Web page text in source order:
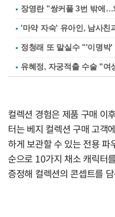
장영란 "쌍커풀 3번 밖에…
'마약 자숙' 유아인, 남사친
정청래 또 말실수 "'이명
유혜정, 자궁적출 수술 "
컬렉션 경험은 제품 구매 이
터는 베지 컬렉션 구매 고객
하게 보관할 수 있는 전용
순으로 10가지 채소 캐릭터
증정해 컬렉션의 콘셉트를